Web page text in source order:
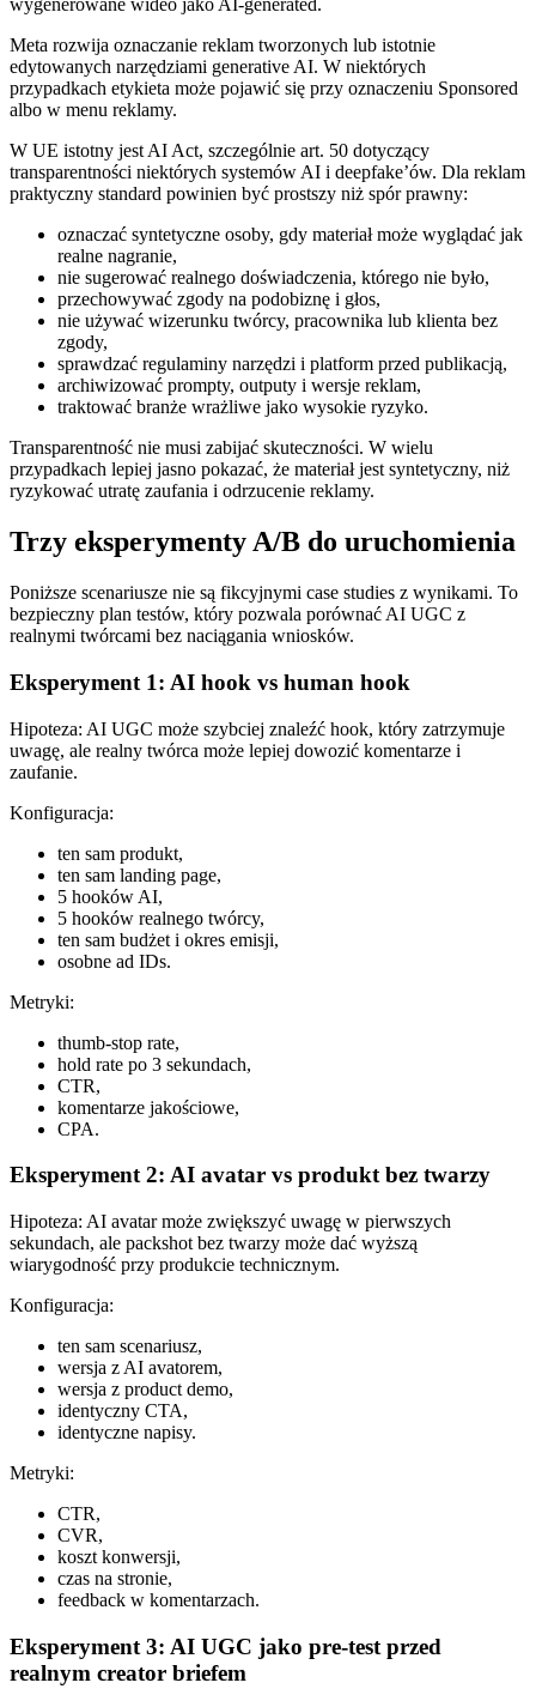
wygenerowane wideo jako AI-generated.
Meta rozwija oznaczanie reklam tworzonych lub istotnie
edytowanych narzędziami generative AI. W niektórych
przypadkach etykieta może pojawić się przy oznaczeniu Sponsored
albo w menu reklamy.
W UE istotny jest AI Act, szczególnie art. 50 dotyczący
transparentności niektórych systemów AI i deepfake’ów. Dla reklam
praktyczny standard powinien być prostszy niż spór prawny:
oznaczać syntetyczne osoby, gdy materiał może wyglądać jak
realne nagranie,
nie sugerować realnego doświadczenia, którego nie było,
przechowywać zgody na podobiznę i głos,
nie używać wizerunku twórcy, pracownika lub klienta bez
zgody,
sprawdzać regulaminy narzędzi i platform przed publikacją,
archiwizować prompty, outputy i wersje reklam,
traktować branże wrażliwe jako wysokie ryzyko.
Transparentność nie musi zabijać skuteczności. W wielu
przypadkach lepiej jasno pokazać, że materiał jest syntetyczny, niż
ryzykować utratę zaufania i odrzucenie reklamy.
Trzy eksperymenty A/B do uruchomienia
Poniższe scenariusze nie są fikcyjnymi case studies z wynikami. To
bezpieczny plan testów, który pozwala porównać AI UGC z
realnymi twórcami bez naciągania wniosków.
Eksperyment 1: AI hook vs human hook
Hipoteza: AI UGC może szybciej znaleźć hook, który zatrzymuje
uwagę, ale realny twórca może lepiej dowozić komentarze i
zaufanie.
Konfiguracja:
ten sam produkt,
ten sam landing page,
5 hooków AI,
5 hooków realnego twórcy,
ten sam budżet i okres emisji,
osobne ad IDs.
Metryki:
thumb-stop rate,
hold rate po 3 sekundach,
CTR,
komentarze jakościowe,
CPA.
Eksperyment 2: AI avatar vs produkt bez twarzy
Hipoteza: AI avatar może zwiększyć uwagę w pierwszych
sekundach, ale packshot bez twarzy może dać wyższą
wiarygodność przy produkcie technicznym.
Konfiguracja:
ten sam scenariusz,
wersja z AI avatorem,
wersja z product demo,
identyczny CTA,
identyczne napisy.
Metryki:
CTR,
CVR,
koszt konwersji,
czas na stronie,
feedback w komentarzach.
Eksperyment 3: AI UGC jako pre-test przed
realnym creator briefem